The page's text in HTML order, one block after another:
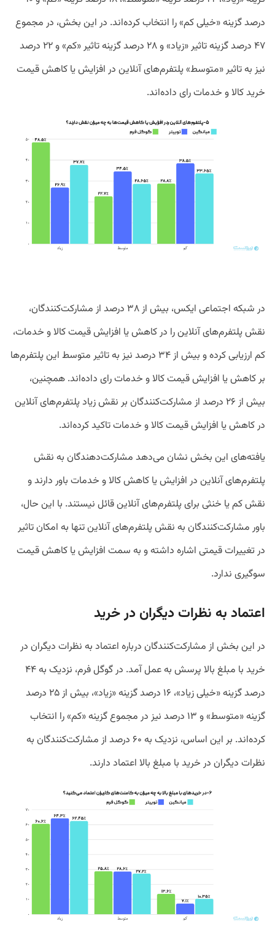
درصد گزینه «خیلی کم» را انتخاب کرده‌اند. در این بخش، در مجموع
۴۷ درصد گزینه تاثیر «زیاد» و ۲۸ درصد گزینه تاثیر «کم» و ۲۲ درصد
نیز به تاثیر «متوسط» پلتفرم‌های آنلاین در افزایش یا کاهش قیمت‌
خرید کالا و خدمات رای داده‌اند.
در شبکه اجتماعی ایکس، بیش از ۳۸ درصد از مشارکت‌کنندگان،
نقش پلتفرم‌های آنلاین را در کاهش یا افزایش قیمت کالا و خدمات،
کم ارزیابی کرده و بیش از ۳۴ درصد نیز به تاثیر متوسط این پلتفرم‌ها
بر کاهش یا افزایش قیمت کالا و خدمات رای داده‌اند. همچنین،
بیش از ۲۶ درصد از مشارکت‌کنندگان بر نقش زیاد پلتفرم‌های آنلاین
در کاهش یا افزایش قیمت کالا و خدمات تاکید کرده‌اند.
یافته‌های این بخش نشان می‌دهد مشارکت‌دهندگان به نقش‌
پلتفرم‌های آنلاین در افزایش یا کاهش کالا و خدمات باور دارند و
نقش کم یا خنثی برای پلتفرم‌های آنلاین قائل نیستند. با این حال،
باور مشارکت‌کنندگان به نقش پلتفرم‌های آنلاین تنها به امکان تاثیر
در تغییرات قیمتی اشاره داشته و به سمت افزایش یا کاهش قیمت
سوگیری ندارد.
اعتماد به نظرات دیگران در خرید
در این بخش از مشارکت‌کنندگان درباره اعتماد به نظرات دیگران در
خرید با مبلغ بالا پرسش به عمل آمد. در گوگل فرم، نزدیک به ۴۴
درصد گزینه «خیلی زیاد»، ۱۶ درصد گزینه «زیاد»، بیش از ۲۵ درصد
گزینه «متوسط» و ۱۳ درصد نیز در مجموع گزینه «کم» را انتخاب
کرده‌اند. بر این اساس، نزدیک به ۶۰ درصد از مشارکت‌کنندگان به
نظرات دیگران در خرید با مبلغ بالا اعتماد دارند.